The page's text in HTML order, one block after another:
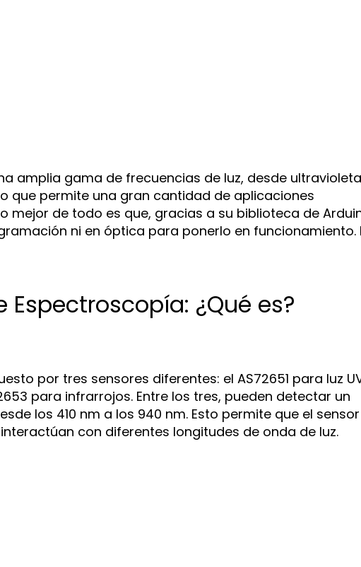
amplia gama de frecuencias de luz, desde
que permite una gran cantidad de aplicaciones
mejor de todo es que, gracias a su biblioteca de
ni en óptica para ponerlo en funcionamiento.
Espectroscopía: ¿Qué es?
por tres sensores diferentes: el AS72651 para luz
para infrarrojos. Entre los tres, pueden detectar un
los 410 nm a los 940 nm. Esto permite que el sensor
con diferentes longitudes de onda de luz.